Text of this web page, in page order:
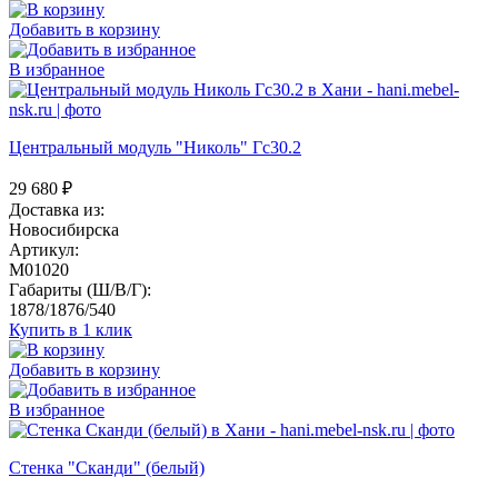
Добавить в корзину
В избранное
Центральный модуль "Николь" Гс30.2
29 680 ₽
Доставка из:
Новосибирска
Артикул:
M01020
Габариты (Ш/В/Г):
1878/1876/540
Купить в 1 клик
Добавить в корзину
В избранное
Стенка "Сканди" (белый)